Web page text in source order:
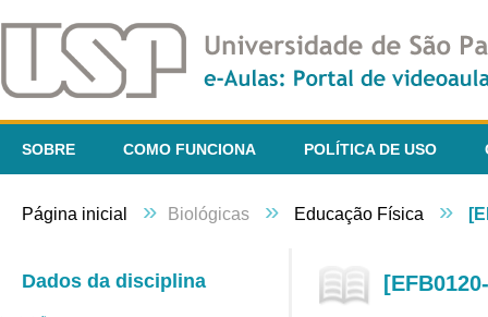
SOBRE COMO FUNCIONA POLÍTICA DE USO
Página inicial » Biológicas » Educação Física »
Dados da disciplina